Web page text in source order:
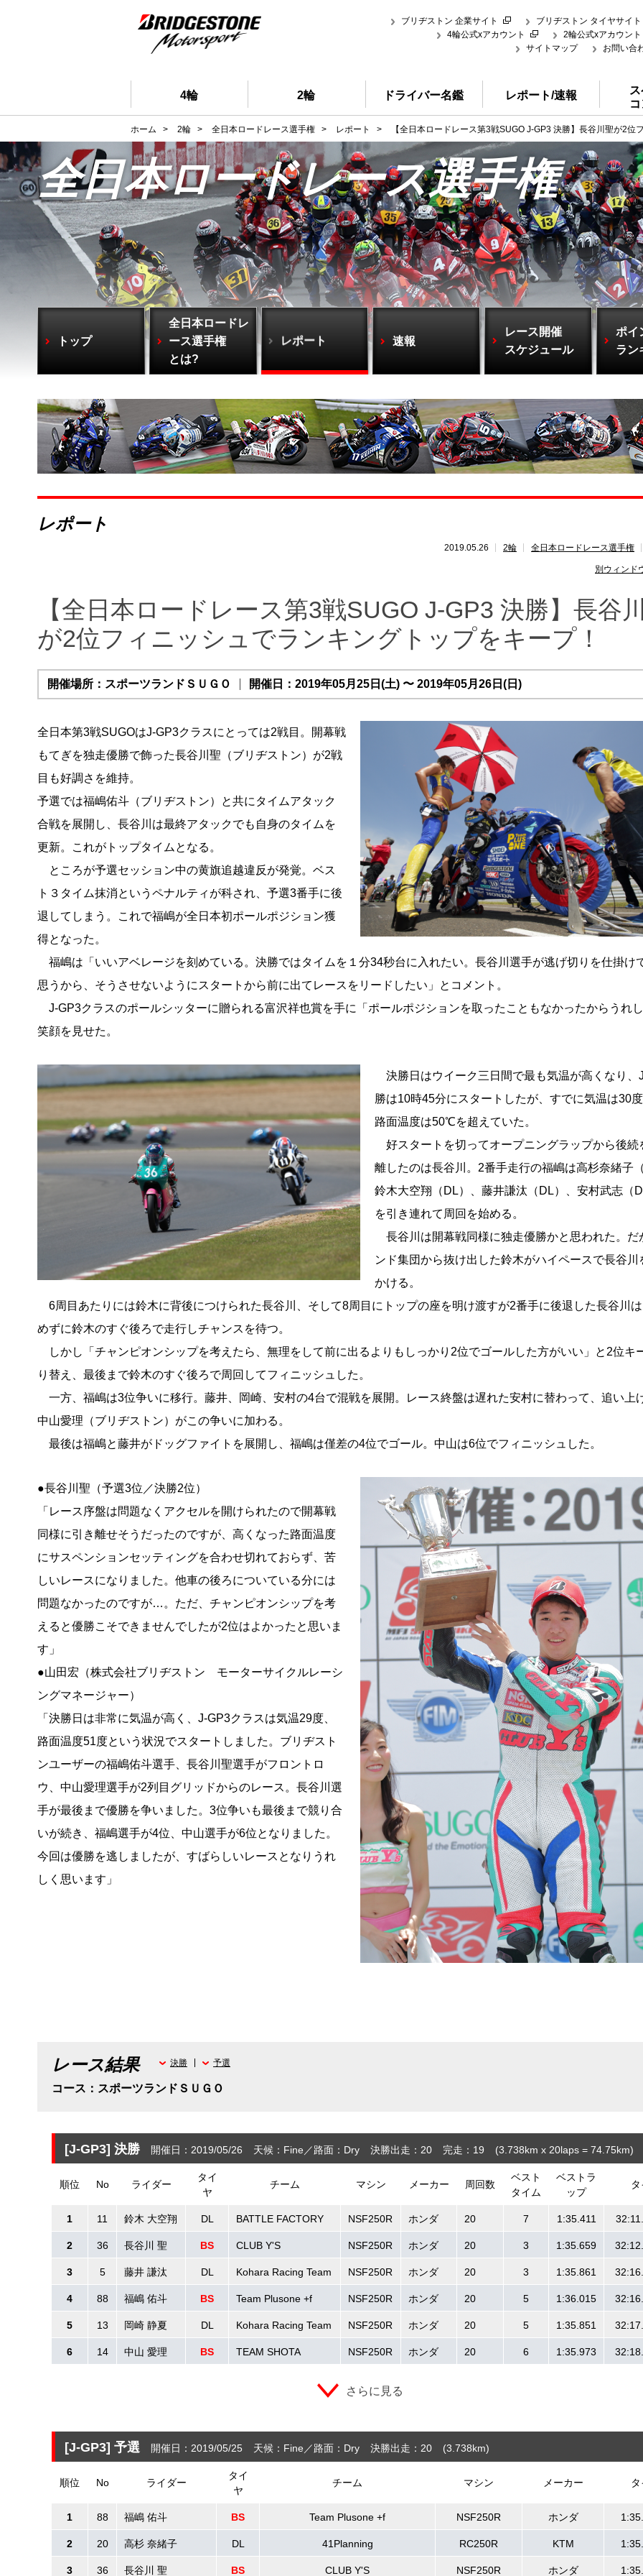
ブリヂストン 企業サイト
ブリヂストン タイヤサイト
4輪公式xアカウント
2輪公式xアカウント
サイトマップ
お問い合
4輪 2輪 ドライバー名鑑 レポート/速報
ホーム > 2輪 > 全日本ロードレース選手権 > レポート > 【全日本ロードレース第3戦SUGO J-GP3 決勝】長谷川聖が2
全日本ロードレース選手権
トップ
全日本ロードレ
ース選手権
とは?
レポート 速報
レース開催
スケジュール
ポイ
ラン
レポート
2019.05.26 2輪 全日本ロードレース選手権
別ウィンド
【全日本ロードレース第3戦SUGO J-GP3 決勝】長谷
が2位フィニッシュでランキングトップをキープ！
開催場所：スポーツランドＳＵＧＯ 開催日：2019年05月25日(土) 〜 2019年05月26日(日)
全日本第3戦SUGOはJ-GP3クラスにとっては2戦目。開幕戦
もてぎを独走優勝で飾った長谷川聖（ブリヂストン）が2戦
目も好調さを維持。
予選では福嶋佑斗（ブリヂストン）と共にタイムアタック
合戦を展開し、長谷川は最終アタックでも自身のタイムを
更新。これがトップタイムとなる。
ところが予選セッション中の黄旗追越違反が発覚。ベス
ト３タイム抹消というペナルティが科され、予選3番手に後
退してしまう。これで福嶋が全日本初ポールポジション獲
得となった。
福嶋は「いいアベレージを刻めている。決勝ではタイムを１分34秒台に入れたい。長谷川選手が逃げ切りを仕掛け
思うから、そうさせないようにスタートから前に出てレースをリードしたい」とコメント。
J-GP3クラスのポールシッターに贈られる富沢祥也賞を手に「ポールポジションを取ったこともなかったからうれ
笑顔を見せた。
決勝日はウイーク三日間で最も気温が高くなり、
勝は10時45分にスタートしたが、すでに気温は30
路面温度は50℃を超えていた。
好スタートを切ってオープニングラップから後続
離したのは長谷川。2番手走行の福嶋は高杉奈緒子
鈴木大空翔（DL）、藤井謙汰（DL）、安村武志（
を引き連れて周回を始める。
長谷川は開幕戦同様に独走優勝かと思われた。だ
ンド集団から抜け出した鈴木がハイペースで長谷川
かける。
6周目あたりには鈴木に背後につけられた長谷川、そして8周目にトップの座を明け渡すが2番手に後退した長谷川
めずに鈴木のすぐ後ろで走行しチャンスを待つ。
しかし「チャンピオンシップを考えたら、無理をして前に出るよりもしっかり2位でゴールした方がいい」と2位キ
り替え、最後まで鈴木のすぐ後ろで周回してフィニッシュした。
一方、福嶋は3位争いに移行。藤井、岡崎、安村の4台で混戦を展開。レース終盤は遅れた安村に替わって、追い上
中山愛理（ブリヂストン）がこの争いに加わる。
最後は福嶋と藤井がドッグファイトを展開し、福嶋は僅差の4位でゴール。中山は6位でフィニッシュした。
●長谷川聖（予選3位／決勝2位）
「レース序盤は問題なくアクセルを開けられたので開幕戦
同様に引き離せそうだったのですが、高くなった路面温度
にサスペンションセッティングを合わせ切れておらず、苦
しいレースになりました。他車の後ろについている分には
問題なかったのですが…。ただ、チャンピオンシップを考
えると優勝こそできませんでしたが2位はよかったと思いま
す」
●山田宏（株式会社ブリヂストン モーターサイクルレーシ
ングマネージャー）
「決勝日は非常に気温が高く、J-GP3クラスは気温29度、
路面温度51度という状況でスタートしました。ブリヂスト
ンユーザーの福嶋佑斗選手、長谷川聖選手がフロントロ
ウ、中山愛理選手が2列目グリッドからのレース。長谷川選
手が最後まで優勝を争いました。3位争いも最後まで競り合
いが続き、福嶋選手が4位、中山選手が6位となりました。
今回は優勝を逃しましたが、すばらしいレースとなりうれ
しく思います」
レース結果
コース：スポーツランドＳＵＧＯ
決勝 予選
[J-GP3] 決勝 開催日：2019/05/26 天候：Fine 路面：Dry 決勝出走：20 完走：19 (3.738km x 20laps = 74.75km)
順位 No ライダー
タイ
ヤ
チーム マシン メーカー 周回数
ベスト
タイム
ベストラ
ップ
1 11 鈴木 大空翔 DL BATTLE FACTORY NSF250R ホンダ 20 7 1:35.411
2 36 長谷川 聖 BS CLUB Y'S NSF250R ホンダ 20 3 1:35.659
3 5 藤井 謙汰 DL Kohara Racing Team NSF250R ホンダ 20 3 1:35.861
4 88 福嶋 佑斗 BS Team Plusone +f NSF250R ホンダ 20 5 1:36.015
5 13 岡崎 静夏 DL Kohara Racing Team NSF250R ホンダ 20 5 1:35.851
6 14 中山 愛理 BS TEAM SHOTA NSF250R ホンダ 20 6 1:35.973
さらに見る
[J-GP3] 予選 開催日：2019/05/25 天候：Fine 路面：Dry 決勝出走：20 (3.738km)
順位 No ライダー
タイ
ヤ
チーム マシン メーカー
1 88 福嶋 佑斗 BS Team Plusone +f NSF250R ホンダ
2 20 高杉 奈緒子 DL 41Planning RC250R KTM
3 36 長谷川 聖 BS CLUB Y'S NSF250R ホンダ